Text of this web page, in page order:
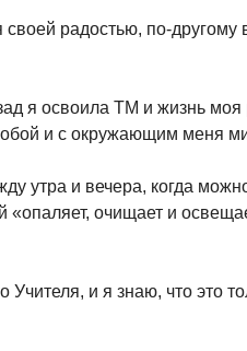
своей радостью, по-
я освоила ТМ и жизнь моя
и с окружающим меня
утра и вечера, когда
«опаляет, очищает и
Учителя, и я знаю, что это